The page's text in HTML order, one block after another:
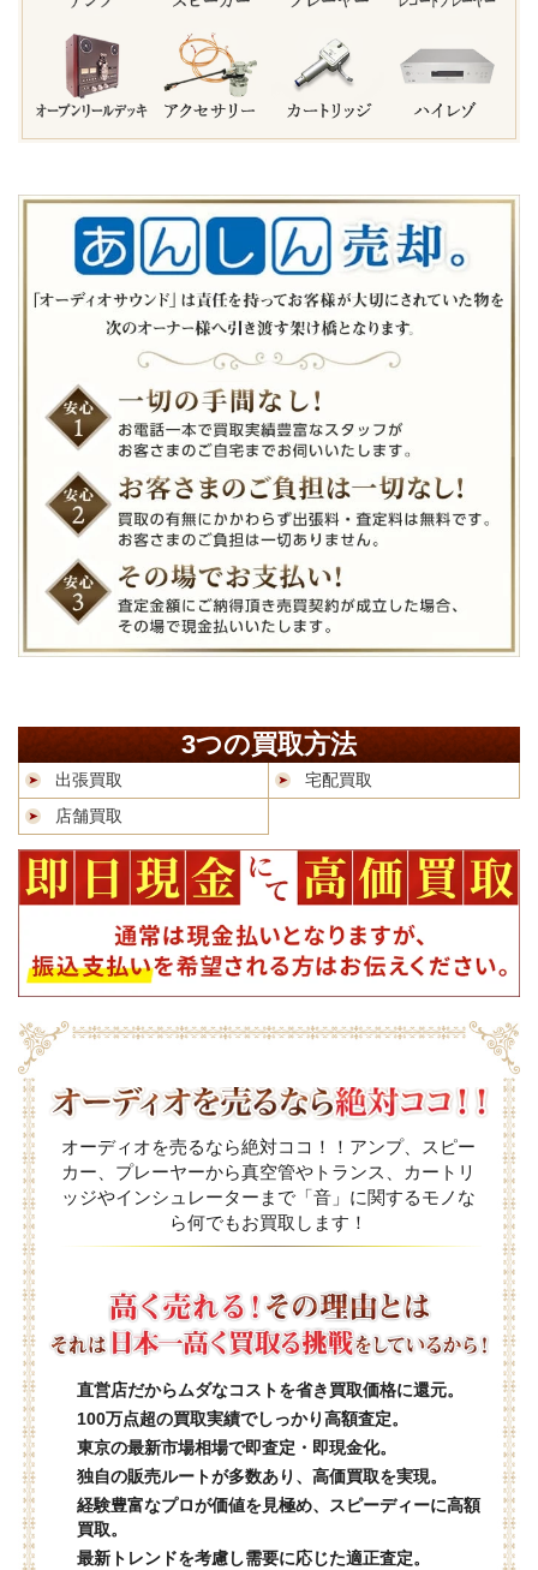
3つの買取方法
出張買取
宅配買取
店舗買取
オーディオを売るなら絶対ココ！！アンプ、スピー
カー、プレーヤーから真空管やトランス、カートリ
ッジやインシュレーターまで「音」に関するモノな
ら何でもお買取します！
直営店だからムダなコストを省き買取価格に還元。
100万点超の買取実績でしっかり高額査定。
東京の最新市場相場で即査定・即現金化。
独自の販売ルートが多数あり、高価買取を実現。
経験豊富なプロが価値を見極め、スピーディーに高額
買取。
最新トレンドを考慮し需要に応じた適正査定。